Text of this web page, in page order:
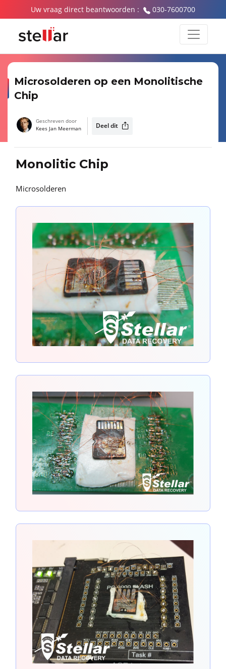
Uw vraag direct beantwoorden : 030-7600700
Microsolderen op een Monolitische
Chip
Geschreven door
Kees Jan Meerman
Deel dit
Monolitic Chip
Microsolderen